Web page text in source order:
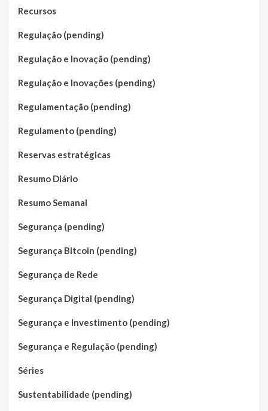
Recursos
Regulação (pending)
Regulação e Inovação (pending)
Regulação e Inovações (pending)
Regulamentação (pending)
Regulamento (pending)
Reservas estratégicas
Resumo Diário
Resumo Semanal
Segurança (pending)
Segurança Bitcoin (pending)
Segurança de Rede
Segurança Digital (pending)
Segurança e Investimento (pending)
Segurança e Regulação (pending)
Séries
Sustentabilidade (pending)